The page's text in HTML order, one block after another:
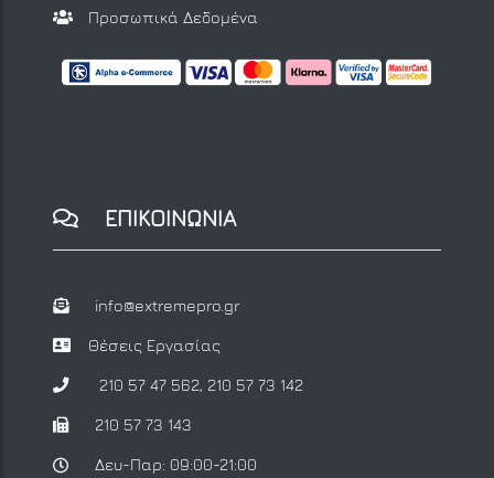
Προσωπικά Δεδομένα
ΕΠΙΚΟΙΝΩΝΙΑ
info@extremepro.gr
Θέσεις Εργασίας
210 57 47 562, 210 57 73 142
210 57 73 143
Δευ-Παρ: 09:00-21:00